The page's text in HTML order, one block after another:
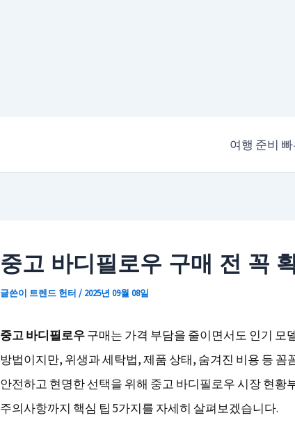
여행 준비
중고 바디필로우 구매 전 꼭
글쓴이 트렌드 헌터 / 2025년 09월 08일
중고 바디필로우구매는 가격 부담을 줄이면서도 인기 모
방법이지만, 위생과 세탁법, 제품 상태, 숨겨진 비용 등 꼼
안전하고 현명한 선택을 위해 중고 바디필로우 시장 현황
주의사항까지 핵심 팁 5가지를 자세히 살펴보겠습니다.